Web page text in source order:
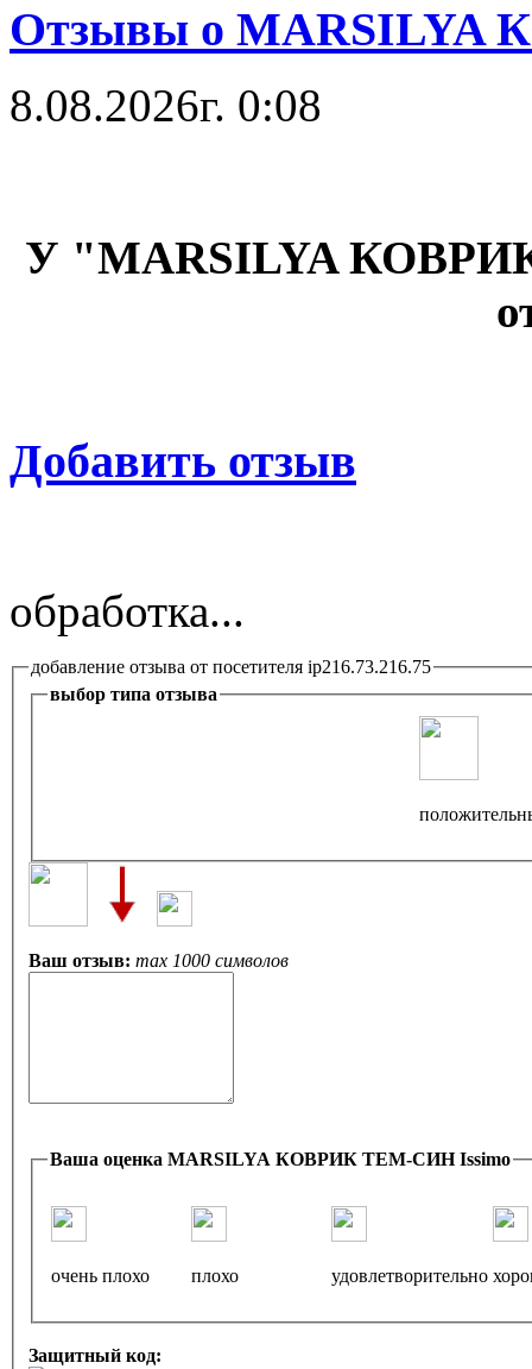
Отзывы о
8.08.2026г. 0:08
У "MARSILYA
Добавить отзыв
обработка...
добавление отзыва от посетителя ip216.73.216.75
выбор типа отзыва
Ваш отзыв: max 1000 символов
Ваша оценка MARSILYA КОВРИК ТЕМ-СИН Issimo
очень плохо плохо удовлетворительно
Защитный код: